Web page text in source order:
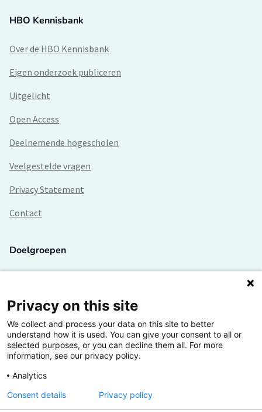
HBO Kennisbank
Over de HBO Kennisbank
Eigen onderzoek publiceren
Uitgelicht
Open Access
Deelnemende hogescholen
Veelgestelde vragen
Privacy Statement
Contact
Doelgroepen
Lectoren en onderzoekers
Bedrijven
Hogescholen
Privacy on this site
We collect and process your data on this site to better
understand how it is used. You can give your consent to all or
selected purposes, or you can decline them all. For more
information, see our privacy policy.
Analytics
Consent details
Privacy policy